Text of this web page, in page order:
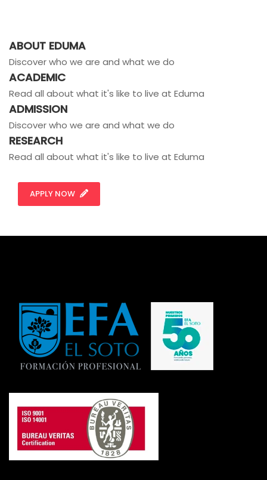
ABOUT EDUMA
Discover who we are and what we do
ACADEMIC
Read all about what it's like to live at Eduma
ADMISSION
Discover who we are and what we do
RESEARCH
Read all about what it's like to live at Eduma
APPLY NOW